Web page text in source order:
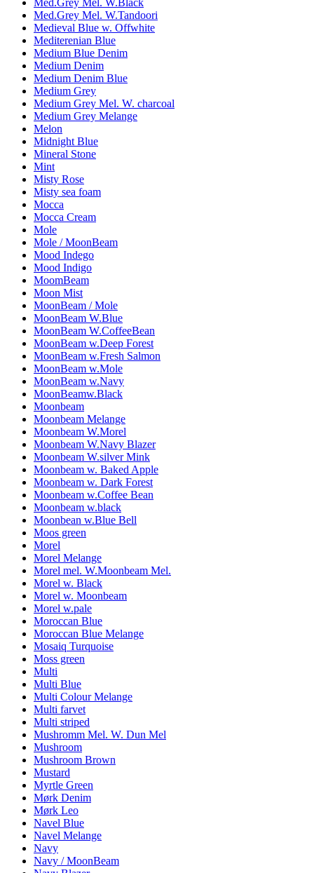
Med.Grey Mel. W.Black
Med.Grey Mel. W.Tandoori
Medieval Blue w. Offwhite
Mediterenian Blue
Medium Blue Denim
Medium Denim
Medium Denim Blue
Medium Grey
Medium Grey Mel. W. charcoal
Medium Grey Melange
Melon
Midnight Blue
Mineral Stone
Mint
Misty Rose
Misty sea foam
Mocca
Mocca Cream
Mole
Mole / MoonBeam
Mood Indego
Mood Indigo
MoomBeam
Moon Mist
MoonBeam / Mole
MoonBeam W.Blue
MoonBeam W.CoffeeBean
MoonBeam w.Deep Forest
MoonBeam w.Fresh Salmon
MoonBeam w.Mole
MoonBeam w.Navy
MoonBeamw.Black
Moonbeam
Moonbeam Melange
Moonbeam W.Morel
Moonbeam W.Navy Blazer
Moonbeam W.silver Mink
Moonbeam w. Baked Apple
Moonbeam w. Dark Forest
Moonbeam w.Coffee Bean
Moonbeam w.black
Moonbean w.Blue Bell
Moos green
Morel
Morel Melange
Morel mel. W.Moonbeam Mel.
Morel w. Black
Morel w. Moonbeam
Morel w.pale
Moroccan Blue
Moroccan Blue Melange
Mosaiq Turquoise
Moss green
Multi
Multi Blue
Multi Colour Melange
Multi farvet
Multi striped
Mushromm Mel. W. Dun Mel
Mushroom
Mushroom Brown
Mustard
Myrtle Green
Mørk Denim
Mørk Leo
Navel Blue
Navel Melange
Navy
Navy / MoonBeam